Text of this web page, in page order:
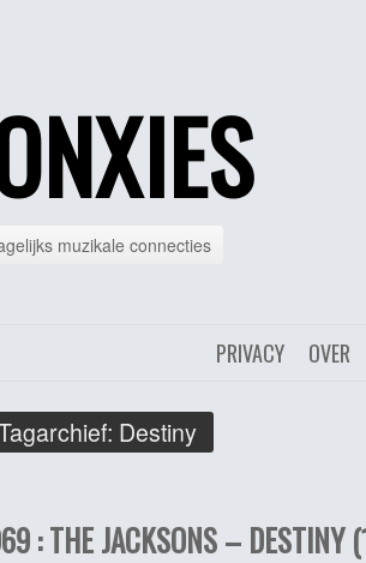
muzikale connecties
OVER
PRIVACY
Destiny
: THE JACKSONS – DESTINY